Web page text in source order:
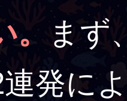
。 まず
発に